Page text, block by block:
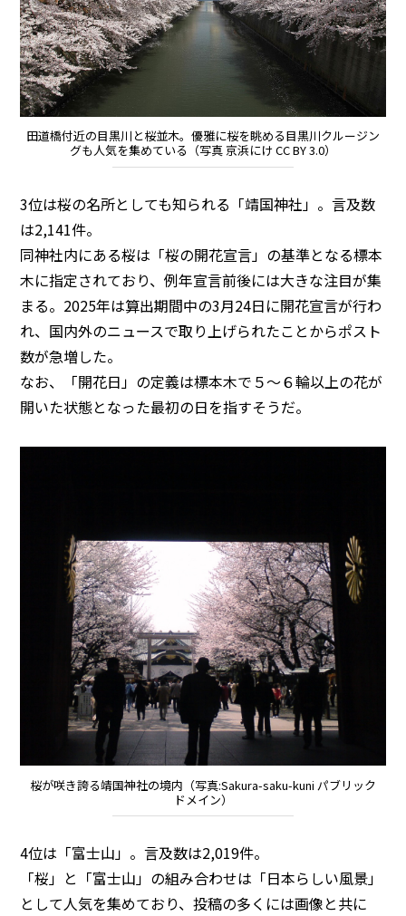
田道橋付近の目黒川と桜並木。優雅に桜を眺める目黒川クルージン
グも人気を集めている（写真 京浜にけ CC BY 3.0）
3位は桜の名所としても知られる「靖国神社」。言及数
は2,141件。
同神社内にある桜は「桜の開花宣言」の基準となる標本
木に指定されており、例年宣言前後には大きな注目が集
まる。2025年は算出期間中の3月24日に開花宣言が行わ
れ、国内外のニュースで取り上げられたことからポスト
数が急増した。
なお、「開花日」の定義は標本木で５～６輪以上の花が
開いた状態となった最初の日を指すそうだ。
桜が咲き誇る靖国神社の境内（写真:Sakura-saku-kuni パブリック
ドメイン）
4位は「富士山」。言及数は2,019件。
「桜」と「富士山」の組み合わせは「日本らしい風景」
として人気を集めており、投稿の多くには画像と共に